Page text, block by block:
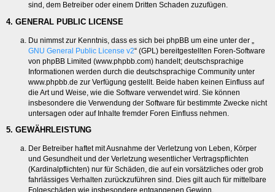
sind, dem Betreiber oder einem Dritten Schaden zuzufügen.
4. GENERAL PUBLIC LICENSE
Du nimmst zur Kenntnis, dass es sich bei phpBB um eine unter der „
GNU General Public License v2“ (GPL) bereitgestellten Foren-Software
von phpBB Limited (www.phpbb.com) handelt; deutschsprachige
Informationen werden durch die deutschsprachige Community unter
www.phpbb.de zur Verfügung gestellt. Beide haben keinen Einfluss auf
die Art und Weise, wie die Software verwendet wird. Sie können
insbesondere die Verwendung der Software für bestimmte Zwecke nicht
untersagen oder auf Inhalte fremder Foren Einfluss nehmen.
5. GEWÄHRLEISTUNG
Der Betreiber haftet mit Ausnahme der Verletzung von Leben, Körper
und Gesundheit und der Verletzung wesentlicher Vertragspflichten
(Kardinalpflichten) nur für Schäden, die auf ein vorsätzliches oder grob
fahrlässiges Verhalten zurückzuführen sind. Dies gilt auch für mittelbare
Folgeschäden wie insbesondere entgangenen Gewinn.